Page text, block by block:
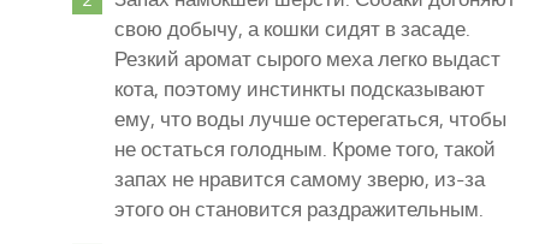
свою добычу, а кошки сидят в засаде.
Резкий аромат сырого меха легко выдаст
кота, поэтому инстинкты подсказывают
ему, что воды лучше остерегаться, чтобы
не остаться голодным. Кроме того, такой
запах не нравится самому зверю, из-за
этого он становится раздражительным.